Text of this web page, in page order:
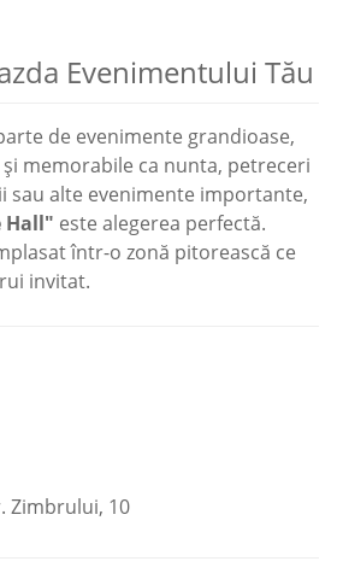
Evenimentului Tău
de evenimente grandioase,
memorabile ca nunta, petreceri
sau alte evenimente importante,
Hall" este alegerea perfectă.
într-o zonă pitorească ce
invitat.
Zimbrului, 10